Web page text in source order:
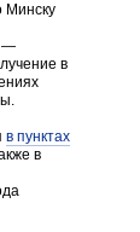
Минску
—
в
в пунктах
в